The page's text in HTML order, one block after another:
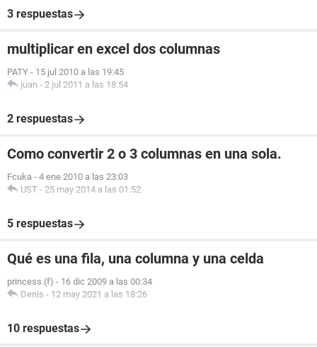
3 respuestas
multiplicar en excel dos columnas
PATY - 15 jul 2010 a las 19:45
juan - 2 jul 2011 a las 18:54
2 respuestas
Como convertir 2 o 3 columnas en una sola.
Fcuka - 4 ene 2010 a las 23:03
UST - 25 may 2014 a las 01:52
5 respuestas
Qué es una fila, una columna y una celda
princess.(f) - 16 dic 2009 a las 00:34
Denis - 12 may 2021 a las 18:26
10 respuestas